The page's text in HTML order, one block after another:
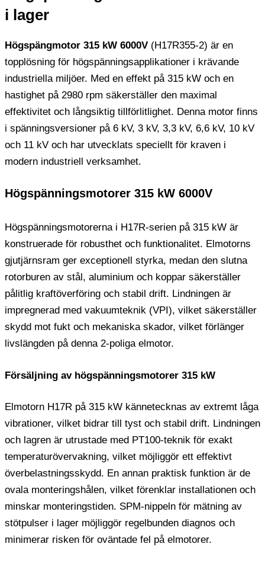
i lager
Högspängmotor 315 kW 6000V (H17R355-2) är en
topplösning för högspänningsapplikationer i krävande
industriella miljöer. Med en effekt på 315 kW och en
hastighet på 2980 rpm säkerställer den maximal
effektivitet och långsiktig tillförlitlighet. Denna motor finns
i spänningsversioner på 6 kV, 3 kV, 3,3 kV, 6,6 kV, 10 kV
och 11 kV och har utvecklats speciellt för kraven i
modern industriell verksamhet.
Högspänningsmotorer 315 kW 6000V
Högspänningsmotorerna i H17R-serien på 315 kW är
konstruerade för robusthet och funktionalitet. Elmotorns
gjutjärnsram ger exceptionell styrka, medan den slutna
rotorburen av stål, aluminium och koppar säkerställer
pålitlig kraftöverföring och stabil drift. Lindningen är
impregnerad med vakuumteknik (VPI), vilket säkerställer
skydd mot fukt och mekaniska skador, vilket förlänger
livslängden på denna 2-poliga elmotor.
Försäljning av högspänningsmotorer 315 kW
Elmotorn H17R på 315 kW kännetecknas av extremt låga
vibrationer, vilket bidrar till tyst och stabil drift. Lindningen
och lagren är utrustade med PT100-teknik för exakt
temperaturövervakning, vilket möjliggör ett effektivt
överbelastningsskydd. En annan praktisk funktion är de
ovala monteringshålen, vilket förenklar installationen och
minskar monteringstiden. SPM-nippeln för mätning av
stötpulser i lager möjliggör regelbunden diagnos och
minimerar risken för oväntade fel på elmotorer.